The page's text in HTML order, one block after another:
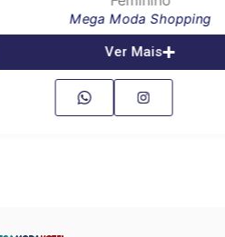
Mega Moda Shopping
Ver Mais